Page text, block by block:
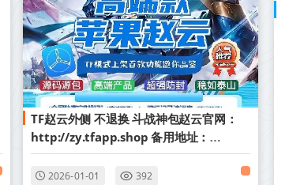
TF赵云外侧 不退换 斗战神包赵云官网：
http://zy.tfapp.shop 备用地址：
http://204.0.57.24:25160
2026-01-01 392